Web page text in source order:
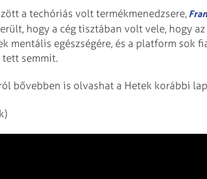
a techóriás volt termékmenedzsere,
hogy a cég tisztában volt vele, hogy
mentális egészségére, és a platform sok
semmit.
bővebben is olvashat a Hetek korábbi